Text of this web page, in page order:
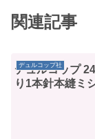
関連記事
デュルコップ社
デュルコップ
り1本針本縫ミ